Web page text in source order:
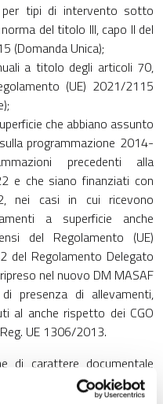
tipi di intervento sotto
del titolo III, capo II del
(Domanda Unica);
a titolo degli articoli 70,
(UE) 2021/2115
che abbiano assunto
programmazione 2014-
precedenti alla
e che siano finanziati con
nei casi in cui ricevono
a superficie anche
del Regolamento (UE)
del Regolamento Delegato
nel nuovo DM MASAF
presenza di allevamenti,
al anche rispetto dei CGO
UE 1306/2013.
di carattere documentale
ecc...), sia verifiche di